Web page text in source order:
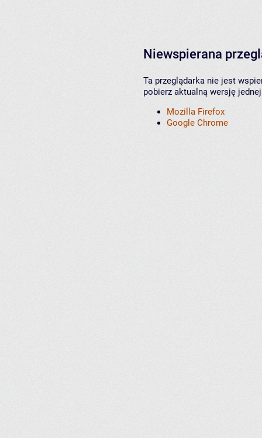
Niewspierana
Ta przeglądarka nie jest
pobierz aktualną wersję
Mozilla Firefox
Google Chrome